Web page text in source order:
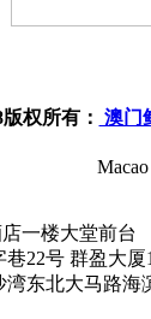
版权所有： 澳门
店一楼大堂
字巷22号 群
北大马路海